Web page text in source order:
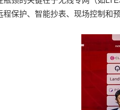
保护、智能抄表、现场控制和